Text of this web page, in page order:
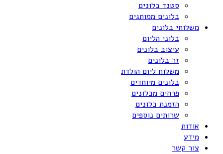
סטנד בלונים
בלונים ממותגים
משלוחי בלונים
בלוני הליום
עיצוב בלונים
זר בלונים
משלוח ליום הולדת
בלונים מיוחדים
פרחים מבלונים
הזמנת בלונים
שרותים נוספים
אודות
מידע
צור קשר